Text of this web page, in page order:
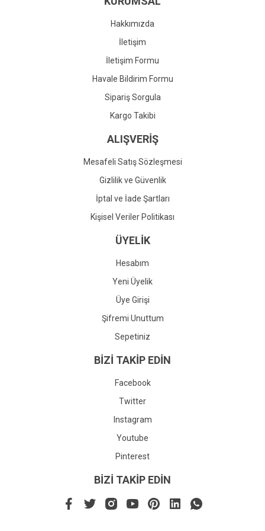
Gönder
Hakkımızda
İletişim
İletişim Formu
Havale Bildirim Formu
Sipariş Sorgula
Kargo Takibi
ALIŞVERİŞ
Mesafeli Satış Sözleşmesi
Gizlilik ve Güvenlik
İptal ve İade Şartları
Kişisel Veriler Politikası
ÜYELİK
Hesabım
Yeni Üyelik
Üye Girişi
Şifremi Unuttum
Sepetiniz
BİZİ TAKİP EDİN
Facebook
Twitter
Instagram
Youtube
Pinterest
BİZİ TAKİP EDİN